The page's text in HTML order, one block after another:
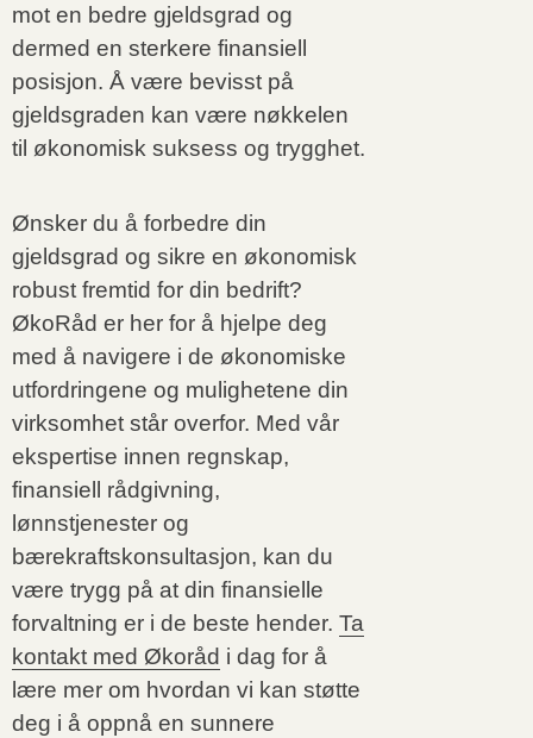
mot en bedre gjeldsgrad og
dermed en sterkere finansiell
posisjon. Å være bevisst på
gjeldsgraden kan være nøkkelen
til økonomisk suksess og trygghet.
Ønsker du å forbedre din
gjeldsgrad og sikre en økonomisk
robust fremtid for din bedrift?
ØkoRåd er her for å hjelpe deg
med å navigere i de økonomiske
utfordringene og mulighetene din
virksomhet står overfor. Med vår
ekspertise innen regnskap,
finansiell rådgivning,
lønnstjenester og
bærekraftskonsultasjon, kan du
være trygg på at din finansielle
forvaltning er i de beste hender. Ta
kontakt med Økoråd i dag for å
lære mer om hvordan vi kan støtte
deg i å oppnå en sunnere